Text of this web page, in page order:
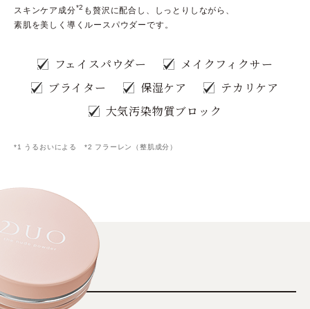
スキンケア成分*2 も贅沢に配合し、しっとりしながら、
素肌を美しく導くルースパウダーです。
フェイスパウダー
メイクフィクサー
ブライター
保湿ケア
テカリケア
大気汚染物質ブロック
*1 うるおいによる *2 フラーレン（整肌成分）